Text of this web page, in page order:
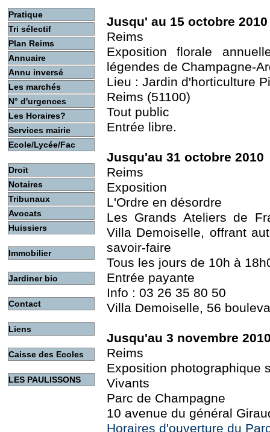
Pratique
Tri sélectif
Plan Reims
Annuaire
Annu inversé
Les marchés
N° d'urgences
Les Horaires?
Services mairie
Ecole/Lycée/Fac
Droit
Notaires
Tribunaux
Avocats
Huissiers
Immobilier
Jardiner bio
Contact
Liens
Caisse des Ecoles
LES PAULISSONS
Jusqu' au 15 octobre 2010
Reims
Exposition florale
légendes de Champagne-
Lieu : Jardin d'horticulture
Reims (51100)
Tout public
Entrée libre.
Jusqu'au 31 octobre 2010
Reims
Exposition
L'Ordre en désordre
Les Grands Ateliers de
Villa Demoiselle, offrant
savoir-faire
Tous les jours de 10h à
Entrée payante
Info : 03 26 35 80 50
Villa Demoiselle, 56
Jusqu'au 3 novembre
Reims
Exposition photographique
Vivants
Parc de Champagne
10 avenue du général
Horaires d'ouverture du